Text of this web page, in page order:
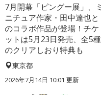
7月開幕「ピングー展」、ミ
ニチュア作家・田中達也と
のコラボ作品が登場！チケ
ットは5月23日発売、全5種
のクリアしおり特典も
東京都
2026年7月14日 10:01 更新